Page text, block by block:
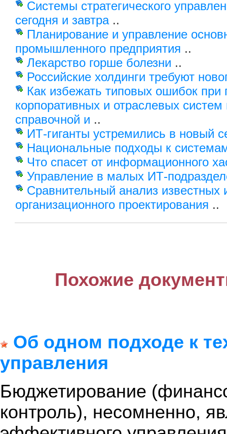
Системы стратегического
сегодня и завтра..
Планирование и управление
промышленного предприятия ..
Лекарство горше болезни ..
Российские холдинги требуют
Как избежать типовых ошибок при
корпоративных и отраслевых
справочной и ..
ИТ-гиганты устремились в новый
Национальные подходы к
Что спасет от информационного
Управление в малых ИТ-
Сравнительный анализ известных
организационного проектирования ..
Похожие
Об одном подходе к
управления
Бюджетирование
контроль), несомненно,